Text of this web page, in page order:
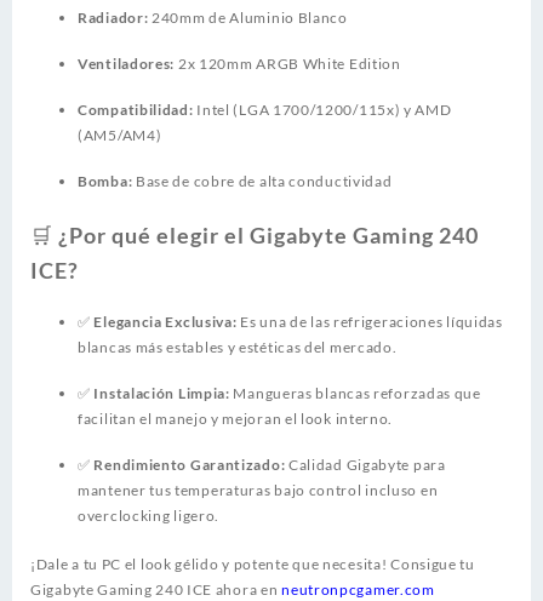
Radiador: 240mm de Aluminio Blanco
Ventiladores: 2x 120mm ARGB White Edition
Compatibilidad: Intel (LGA 1700/1200/115x) y AMD
(AM5/AM4)
Bomba: Base de cobre de alta conductividad
🛒 ¿Por qué elegir el Gigabyte Gaming 240
ICE?
✅ Elegancia Exclusiva: Es una de las refrigeraciones líquidas
blancas más estables y estéticas del mercado.
✅ Instalación Limpia: Mangueras blancas reforzadas que
facilitan el manejo y mejoran el look interno.
✅ Rendimiento Garantizado: Calidad Gigabyte para
mantener tus temperaturas bajo control incluso en
overclocking ligero.
¡Dale a tu PC el look gélido y potente que necesita! Consigue tu
Gigabyte Gaming 240 ICE ahora enneutronpcgamer.com